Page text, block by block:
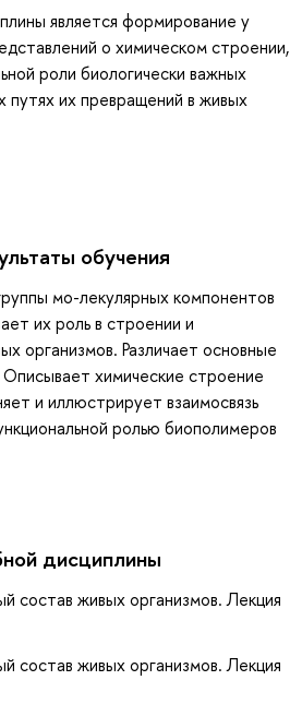
является формирование у
о химическом строении,
роли биологически важных
путях их превращений в живых
обучения
мо-лекулярных компонентов
их роль в строении и
организмов. Различает основные
химические строение
и иллюстрирует взаимосвязь
ролью биополимеров
дисциплины
состав живых организмов. Лекция
состав живых организмов. Лекция